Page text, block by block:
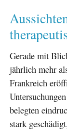
Gerade mit
jährlich mehr
Frankreich
belegten
stark